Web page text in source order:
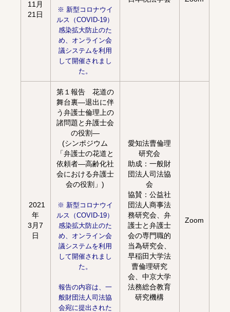
11月
21日
※ 新型コロナウイ
ルス（COVID-19）
感染拡大防止のた
め、オンライン会
議システムを利用
して開催されまし
た。
2021
年
3月7
日
第１報告 花道の
舞台裏―退出に伴
う弁護士倫理上の
諸問題と弁護士会
の役割―
(シンポジウム
「弁護士の花道と
依頼者―高齢化社
会における弁護士
会の役割」)
※ 新型コロナウイ
ルス（COVID-19）
感染拡大防止のた
め、オンライン会
議システムを利用
して開催されまし
た。
報告の内容は、一
般財団法人司法協
会宛に提出された
愛知法曹倫理
研究会
助成：一般財
団法人司法協
会
協賛：公益社
団法人商事法
務研究会、弁
護士と弁護士
会の専門職的
当為研究会、
早稲田大学法
曹倫理研究
会、中京大学
法務総合教育
研究機構
Zoom